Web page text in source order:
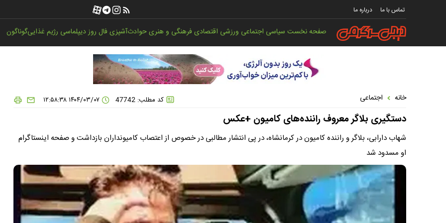
تماس با ما درباره ما
صفحه نخستسیاسی اجتماعی ورزشی اقتصادیفرهنگی و هنریحوادثآشپزیفال روزدیپلماسی رژیم غذاییگوناگون
خانه اجتماعی کد مطلب: 47742 ۱۴۰۴/۰۳/۰۷ ۱۲:۵۸:۳۸
دستگیری بلاگر معروف راننده‌های کامیون +عکس
شهاب دارابی، بلاگر و راننده کامیون در کرمانشاه، در پی انتشار مطالبی در خصوص از ‎اعتصاب کامیونداران بازداشت و صفحه اینستاگرام
او مسدود شد